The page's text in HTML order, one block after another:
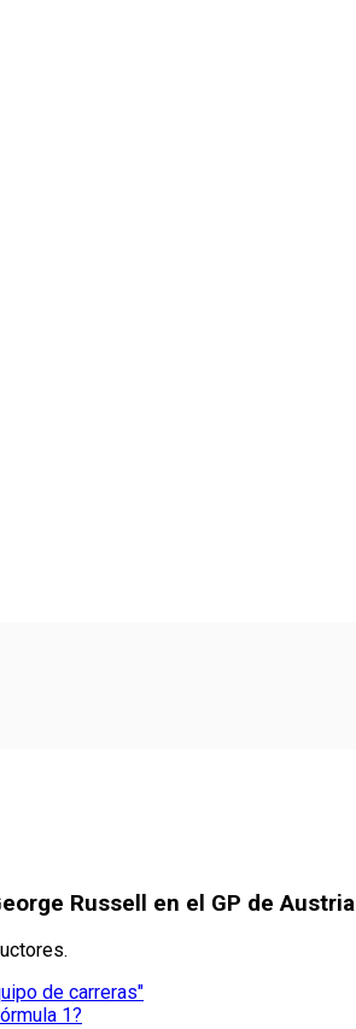
Russell en el GP de Austria
de carreras"
1?